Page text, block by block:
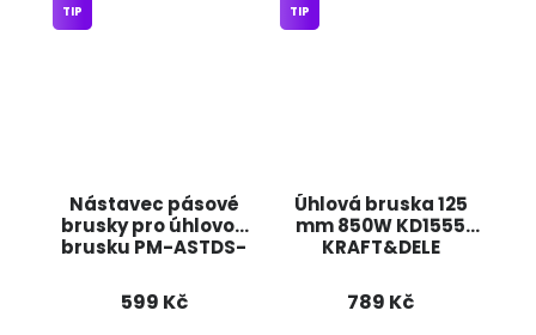
Nástavec pásové
brusky pro úhlovou
brusku PM-ASTDS-
TIP
599 Kč
Úhlová bruska 125
mm 850W KD1555
KRAFT&DELE
TIP
789 Kč